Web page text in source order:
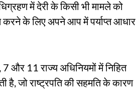
में देरी के किसी भी मामले को
करने के लिए अपने आप में पर्याप्त आधार
और 11 राज्य अधिनियमों में निहित
है, जो राष्ट्रपति की सहमति के कारण